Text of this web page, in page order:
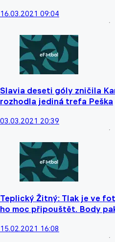
16.03.2021 09:04
Slavia deseti góly zničila
rozhodla jediná trefa Peška
03.03.2021 20:39
Teplický Žitný: Tlak je ve
ho moc připouštět. Body
15.02.2021 16:08